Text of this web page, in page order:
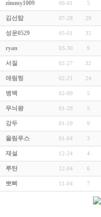
zimmy1009 09-01 5
김선탑 07-28 29
성운0529 05-01 35
ryan 03-30 9
서질 02-27 32
애림찡 02-21 24
병백 02-09 5
무늬왕 01-29 5
강두 01-19 9
올림푸스 01-04 3
재설 12-24 4
루탄 12-04 6
뽀삐 11-04 7